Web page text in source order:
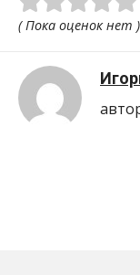
( Пока оценок нет )